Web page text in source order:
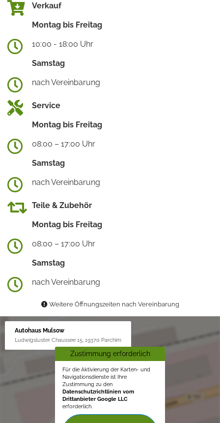
Verkauf
Montag bis Freitag
10:00 - 18:00 Uhr
Samstag
nach Vereinbarung
Service
Montag bis Freitag
08:00 – 17:00 Uhr
Samstag
nach Vereinbarung
Teile & Zubehör
Montag bis Freitag
08:00 – 17:00 Uhr
Samstag
nach Vereinbarung
Weitere Öffnungszeiten nach Vereinbarung
Autohaus Mulsow
Ludwigsluster Chaussee 15, 19370 Parchim
Zustimmung erforderlich
Für die Aktivierung der Karten- und
Navigationsdienste ist Ihre
Zustimmung zu den
Datenschutzrichtlinien vom
Drittanbieter Google LLC
erforderlich.